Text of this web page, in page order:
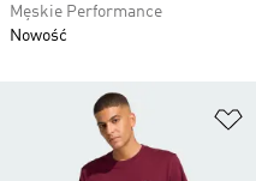
Męskie Performance
Nowość